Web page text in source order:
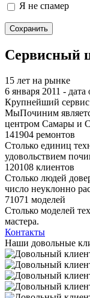
Я не спамер
Я спамер
Сервисный
15 лет на рынке
6 января 2011 -
Крупнейший сервис
МыПочиним
центром Самары и
141904 ремонтов
Столько единиц
удовольствием
120108 клиентов
Столько людей
число неуклонно
71071 моделей
Столько моделей
мастера.
Контакты
Наши довольные